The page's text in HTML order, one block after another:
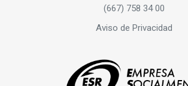
(667) 758 34 00
Aviso de Privacidad